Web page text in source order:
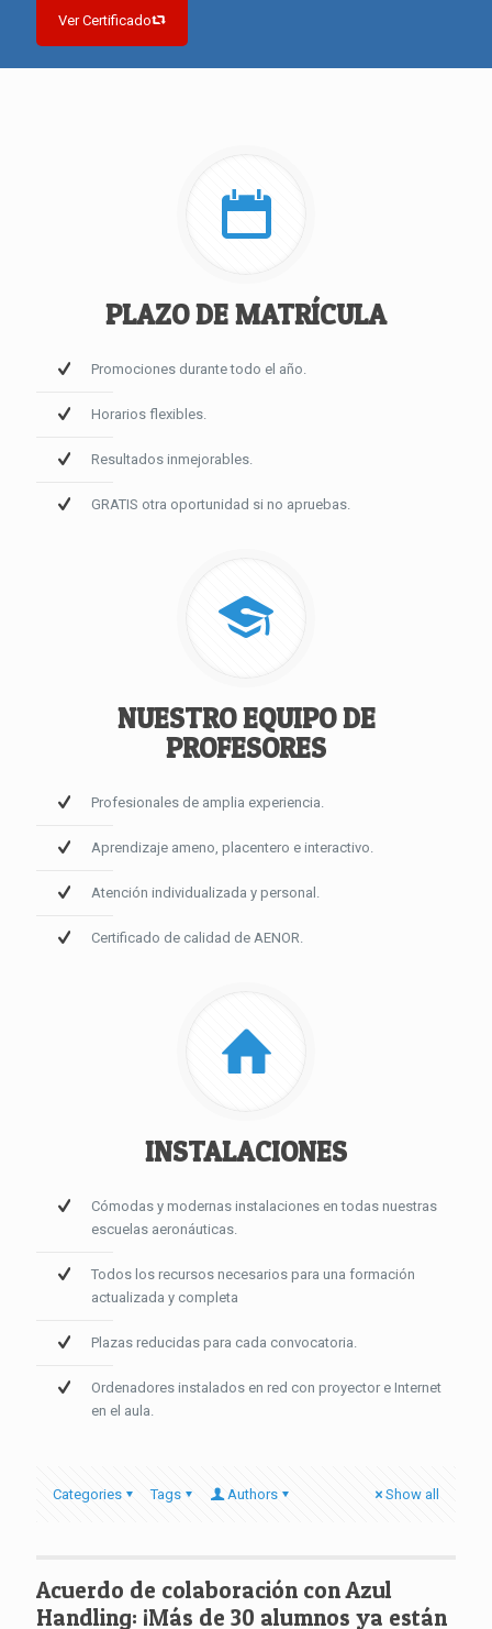
Ver Certificado
PLAZO DE MATRÍCULA
Promociones durante todo el año.
Horarios flexibles.
Resultados inmejorables.
GRATIS otra oportunidad si no apruebas.
NUESTRO EQUIPO DE
PROFESORES
Profesionales de amplia experiencia.
Aprendizaje ameno, placentero e interactivo.
Atención individualizada y personal.
Certificado de calidad de AENOR.
INSTALACIONES
Cómodas y modernas instalaciones en todas nuestras
escuelas aeronáuticas.
Todos los recursos necesarios para una formación
actualizada y completa
Plazas reducidas para cada convocatoria.
Ordenadores instalados en red con proyector e Internet
en el aula.
Categories Tags Authors Show all
Acuerdo de colaboración con Azul
Handling: ¡Más de 30 alumnos ya están